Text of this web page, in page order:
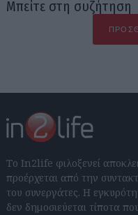
Μπείτε στη συζήτηση
Το In2life φιλοξενεί
προέρχεται από την
του συνεργάτες. Η
δεν δημοσιεύεται τίποτα